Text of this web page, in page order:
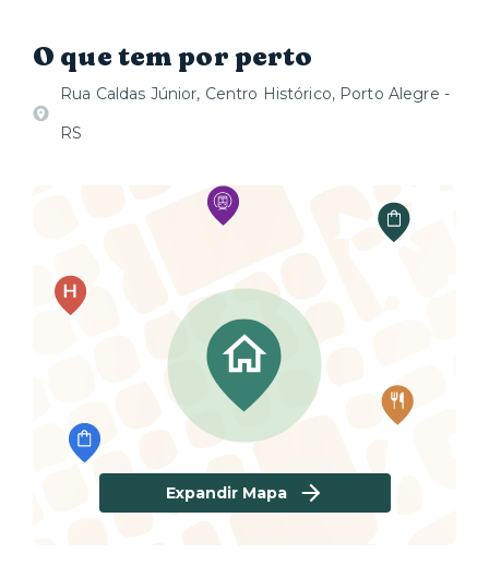
O que tem por perto
Rua Caldas Júnior, Centro Histórico, Porto Alegre -
RS
Expandir Mapa